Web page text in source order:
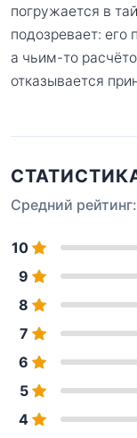
погружается в
подозревает:
а чьим-то
отказывается
Средний рейтинг:
10
9
8
7
6
5
4